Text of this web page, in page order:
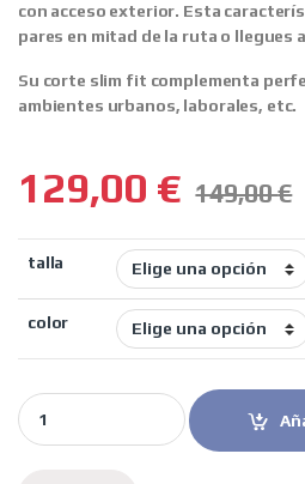
con acceso exterior. Esta
pares en mitad de la ruta o llegues
Su corte slim fit complementa
ambientes urbanos, laborales, etc.
129,00 € 149,00€
talla
color
Quartermile pantalón vaquero